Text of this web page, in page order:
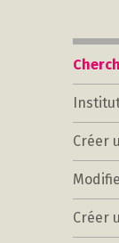
Créer
Créer